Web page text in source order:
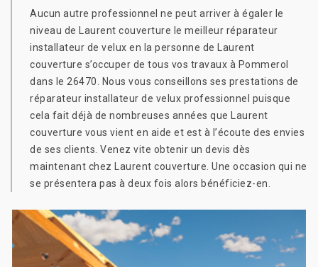
Aucun autre professionnel ne peut arriver à égaler le
niveau de Laurent couverture le meilleur réparateur
installateur de velux en la personne de Laurent
couverture s’occuper de tous vos travaux à Pommerol
dans le 26470. Nous vous conseillons ses prestations de
réparateur installateur de velux professionnel puisque
cela fait déjà de nombreuses années que Laurent
couverture vous vient en aide et est à l’écoute des envies
de ses clients. Venez vite obtenir un devis dès
maintenant chez Laurent couverture. Une occasion qui ne
se présentera pas à deux fois alors bénéficiez-en.